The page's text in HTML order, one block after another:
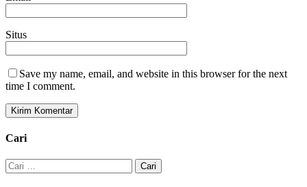
Situs
Save my name, email, and website in this browser for the next
time I comment.
Cari
Cari
untuk: